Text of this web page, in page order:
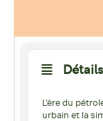
Détails
L’ère du
urbain et la